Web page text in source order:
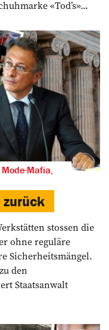
«Tod’s»...
Mafia,
stossen die
ohne reguläre
Sicherheitsmängel.
den
Staatsanwalt